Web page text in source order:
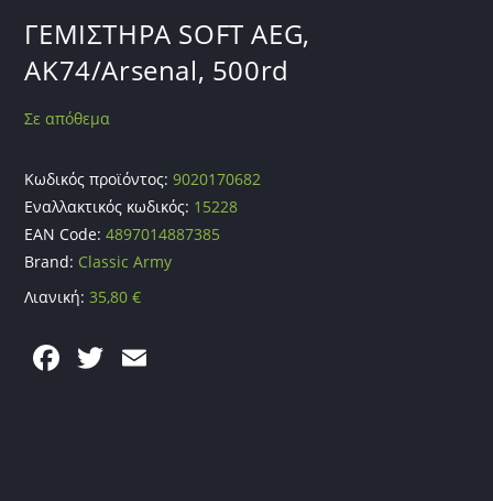
ΓΕΜΙΣΤΗΡΑ SOFT AEG,
AK74/Arsenal, 500rd
Σε απόθεμα
Κωδικός προϊόντος:9020170682
Εναλλακτικός κωδικός: 15228
EAN Code:4897014887385
Brand: Classic Army
Λιανική:35,80€
F T